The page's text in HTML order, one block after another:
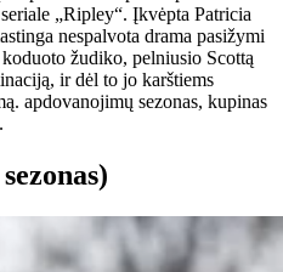
„Ripley“. Įkvėpta Patricia
nespalvota drama pasižymi
žudiko, pelniusio Scottą
ir dėl to jo karštiems
apdovanojimų sezonas, kupinas